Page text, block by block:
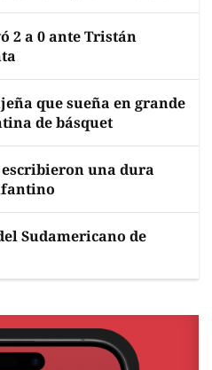
2 a 0 ante Tristán
que sueña en grande
de básquet
escribieron una dura
Sudamericano de